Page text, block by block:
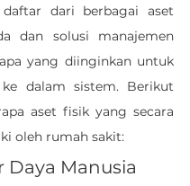
dari berbagai aset
dan solusi manajemen
yang diinginkan untuk
ke dalam sistem. Berikut
aset fisik yang secara
oleh rumah sakit:
Daya Manusia